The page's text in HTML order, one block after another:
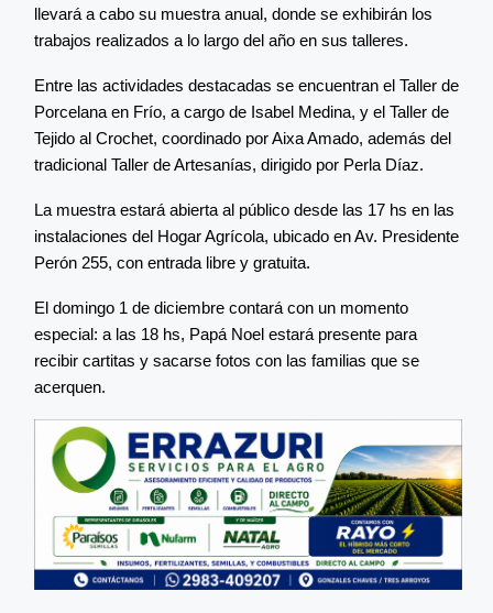
llevará a cabo su muestra anual, donde se exhibirán los
trabajos realizados a lo largo del año en sus talleres.
Entre las actividades destacadas se encuentran el Taller de
Porcelana en Frío, a cargo de Isabel Medina, y el Taller de
Tejido al Crochet, coordinado por Aixa Amado, además del
tradicional Taller de Artesanías, dirigido por Perla Díaz.
La muestra estará abierta al público desde las 17 hs en las
instalaciones del Hogar Agrícola, ubicado en Av. Presidente
Perón 255, con entrada libre y gratuita.
El domingo 1 de diciembre contará con un momento
especial: a las 18 hs, Papá Noel estará presente para
recibir cartitas y sacarse fotos con las familias que se
acerquen.